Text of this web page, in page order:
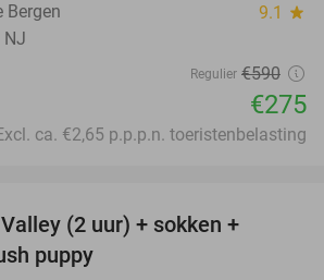
Bergen 9.1 star
NJ
Regulier €590
€275
ca. €2,65 p.p.p.n. toeristenbelasting
(2 uur) + sokken +
puppy